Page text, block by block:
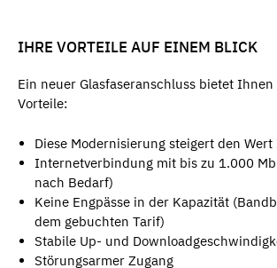
IHRE VORTEILE AUF EINEM BLICK
Ein neuer Glasfaseranschluss bietet
Vorteile:
Diese Modernisierung steigert den
Internetverbindung mit bis zu 1.000
nach Bedarf)
Keine Engpässe in der Kapazität
dem gebuchten Tarif)
Stabile Up- und
Störungsarmer Zugang